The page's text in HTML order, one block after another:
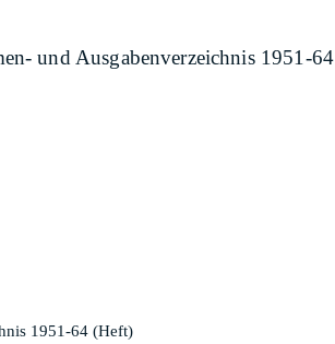
und Ausgabenverzeichnis 1951-64
1951-64 (Heft)